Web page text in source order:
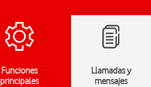
Funciones
principales
Llamadas y
mensajes